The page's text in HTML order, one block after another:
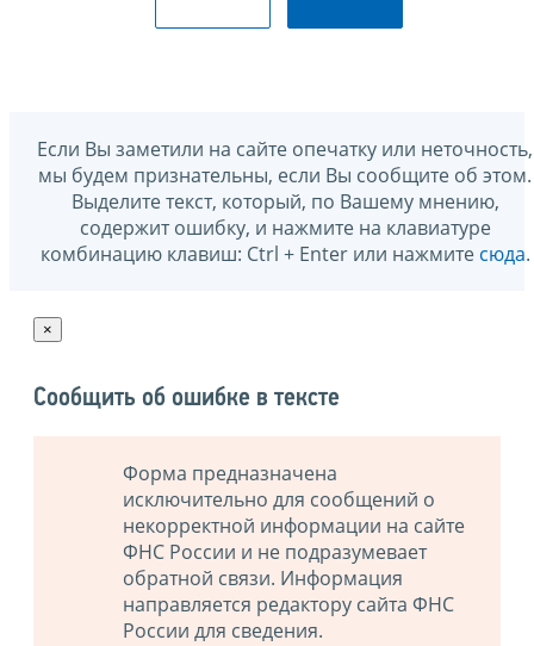
Если Вы заметили на сайте опечатку или неточность,
мы будем признательны, если Вы сообщите об этом.
Выделите текст, который, по Вашему мнению,
содержит ошибку, и нажмите на клавиатуре
комбинацию клавиш: Ctrl + Enter или нажмите сюда.
×
Сообщить об ошибке в тексте
Форма предназначена
исключительно для сообщений о
некорректной информации на сайте
ФНС России и не подразумевает
обратной связи. Информация
направляется редактору сайта ФНС
России для сведения.